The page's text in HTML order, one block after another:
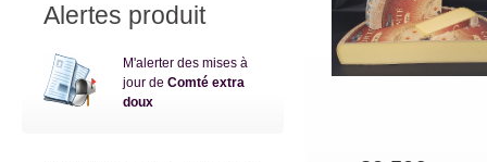
Alertes produit
M'alerter des mises à
jour de Comté extra
doux